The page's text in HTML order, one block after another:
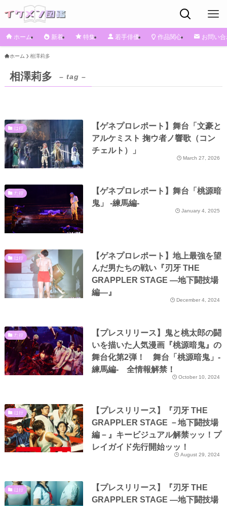
ホーム 新着 特集 若手俳優 作品関心 お問い
ホーム 相澤莉多
相澤莉多 – tag –
は行
【ゲネプロレポート】舞台「文豪と
アルケミスト 掬ウ者ノ響歌（コン
チェルト）」
March 27, 2026
た行
【ゲネプロレポート】舞台「桃源暗
鬼」 -練馬編-
January 4, 2025
は行
【ゲネプロレポート】地上最強を望
んだ男たちの戦い『刃牙 THE
GRAPPLER STAGE ―地下闘技場
編―』
December 4, 2024
た行
【プレスリリース】鬼と桃太郎の闘
いを描いた人気漫画『桃源暗鬼』の
舞台化第2弾！ 舞台「桃源暗鬼」-
練馬編- 全情報解禁！
October 10, 2024
は行
【プレスリリース】『刃牙 THE
GRAPPLER STAGE －地下闘技場
編－』キービジュアル解禁ッッ！プ
レイガイド先行開始ッッ！
August 29, 2024
は行
【プレスリリース】『刃牙 THE
GRAPPLER STAGE ―地下闘技場